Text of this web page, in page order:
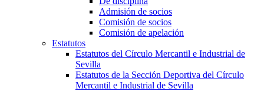
Admisión de socios
Comisión de socios
Comisión de apelación
Estatutos
Estatutos del Círculo Mercantil e Industrial de
Sevilla
Estatutos de la Sección Deportiva del Círculo
Mercantil e Industrial de Sevilla